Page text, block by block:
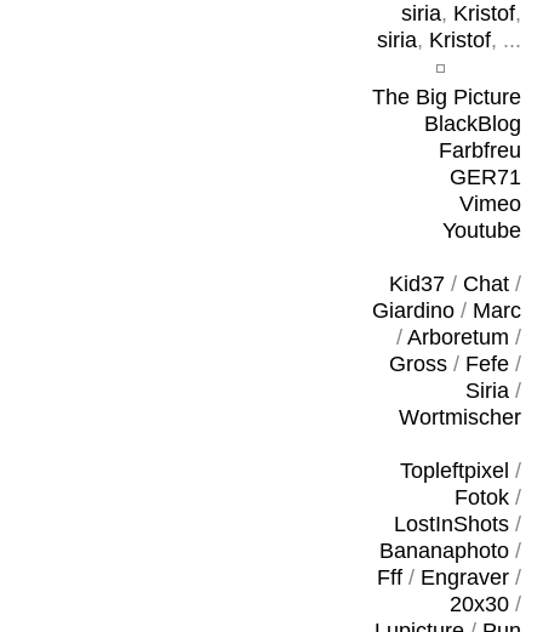
siria, Kristof,
siria, Kristof, ...
The Big Picture
BlackBlog
Farbfreu
GER71
Vimeo
Youtube
Kid37/ Chat/
Giardino/ Marc
/ Arboretum /
Gross/ Fefe/
Siria/
Wortmischer
Topleftpixel /
Fotok/
LostInShots/
Bananaphoto/
Fff/ Engraver/
20x30/